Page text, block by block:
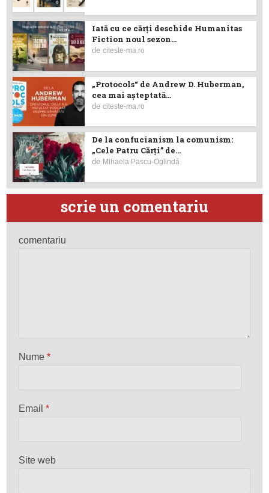
Iată cu ce cărţi deschide Humanitas
Fiction noul sezon...
deciteste-ma.ro
„Protocols“ de Andrew D. Huberman,
cea mai așteptată...
deciteste-ma.ro
De la confucianism la comunism:
„Cele Patru Cărți” de...
de Mihaela Pascu-Oglindă
scrie un comentariu
comentariu
Nume*
Email*
Site web